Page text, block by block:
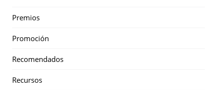
Premios
Promoción
Recomendados
Recursos